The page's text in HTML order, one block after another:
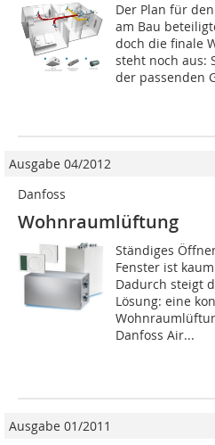
Der Plan für
am Bau
doch die finale
steht noch aus:
der passenden
Ausgabe 04/2012
Danfoss
Wohnraumlüftung
Ständiges
Fenster ist
Dadurch steigt
Lösung: eine
Danfoss Air...
Ausgabe 01/2011